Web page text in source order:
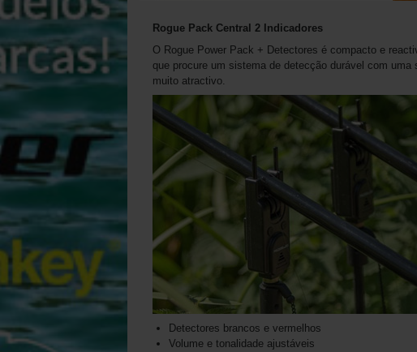
Rogue Pack Central 2 Indicadores
O Rogue Power Pack + Detectores é compacto e
que procure um sistema de detecção durável com
muito atractivo.
Detectores brancos e vermelhos
Volume e tonalidade ajustáveis